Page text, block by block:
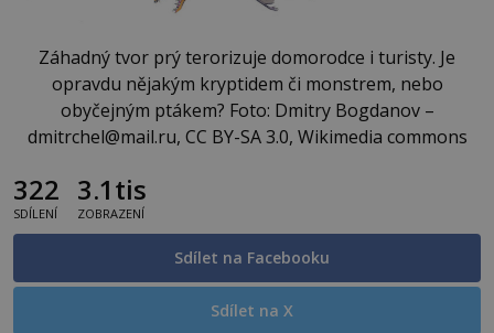
Záhadný tvor prý terorizuje domorodce i turisty. Je
opravdu nějakým kryptidem či monstrem, nebo
obyčejným ptákem? Foto: Dmitry Bogdanov –
dmitrchel@mail.ru, CC BY-SA 3.0, Wikimedia commons
322
SDÍLENÍ
3.1tis
ZOBRAZENÍ
Sdílet na Facebooku
Sdílet na X